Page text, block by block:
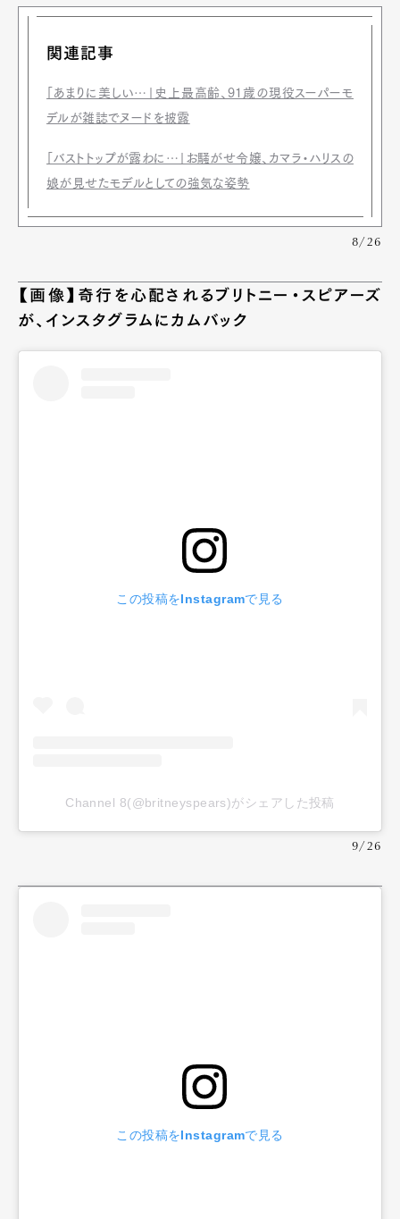
Official Columnist
About
Pen Meet
Pen international Pen tw
関連記事
「あまりに美しい…」史上最高齢、91歳の現役スーパーモ
デルが雑誌でヌードを披露
「バストトップが露わに…」お騒がせ令嬢、カマラ・ハリスの
娘が見せたモデルとしての強気な姿勢
8/26
【画像】奇行を心配されるブリトニー・スピアーズ
が、インスタグラムにカムバック
この投稿をInstagramで見る
Channel 8(@britneyspears)がシェアした投稿
9/26
この投稿をInstagramで見る